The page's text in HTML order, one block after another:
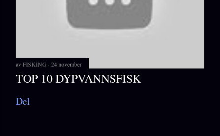
avFISKING 24 november
TOP 10 DYPVANNSFISK
Del